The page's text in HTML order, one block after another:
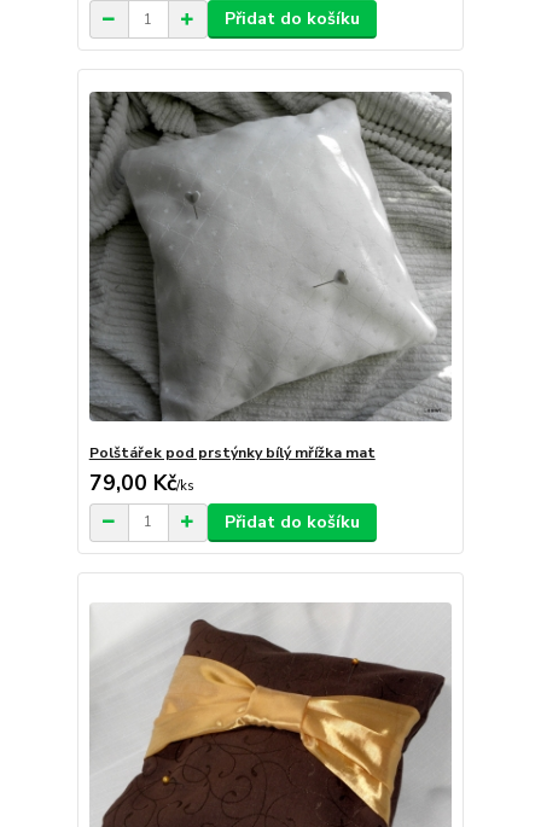
Přidat do košíku
Polštářek pod prstýnky bílý mřížka mat
79,00 Kč/ks
Přidat do košíku